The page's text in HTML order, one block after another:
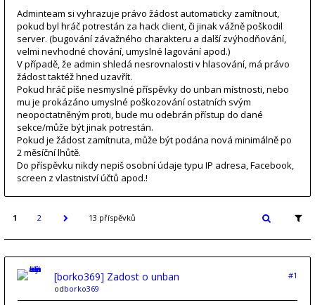
Adminteam si vyhrazuje právo žádost automaticky zamítnout,
pokud byl hráč potrestán za hack client, či jinak vážně poškodil
server. (bugování závažného charakteru a další zvýhodňování,
velmi nevhodné chování, umyslné lagování apod.)
V případě, že admin shledá nesrovnalosti v hlasování, má právo
žádost taktéž hned uzavřít.
Pokud hráč píše nesmyslné příspěvky do unban místnosti, nebo
mu je prokázáno umyslné poškozování ostatních svým
neopoctatněným proti, bude mu odebrán přístup do dané
sekce/může být jinak potrestán.
Pokud je žádost zamítnuta, může být podána nová minimálně po
2 měsíční lhůtě.
Do příspěvku nikdy nepiš osobní údaje typu IP adresa, Facebook,
screen z vlastniství účtů apod.!
1 2 13 příspěvků
[borko369] Zadost o unban
#1
odborko369